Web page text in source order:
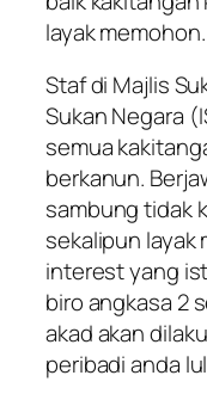
layak memohon.
Staf di Majlis
Sukan Negara
semua
berkanun.
sambung tidak
sekalipun layak
interest yang
biro angkasa 2
akad akan
peribadi anda